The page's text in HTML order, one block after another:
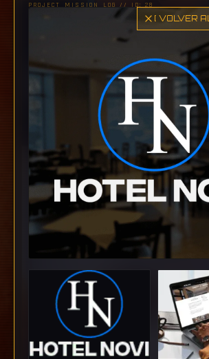
PROJECT_MISSION_LOG // ID: 28
[ VOLVER